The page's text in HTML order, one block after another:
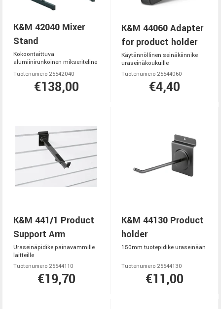
K&M 42040 Mixer
Stand
Kokoontaittuva
alumiinirunkoinen mikseriteline
Tuotenumero 25542040
€138,00
K&M 44060 Adapter
for product holder
Käytännöllinen seinäkiinnike
uraseinäkoukuille
Tuotenumero 25544060
€4,40
K&M 441/1 Product
Support Arm
Uraseinäpidike painavammille
laitteille
Tuotenumero 25544110
€19,70
K&M 44130 Product
holder
150mm tuotepidike uraseinään
Tuotenumero 25544130
€11,00